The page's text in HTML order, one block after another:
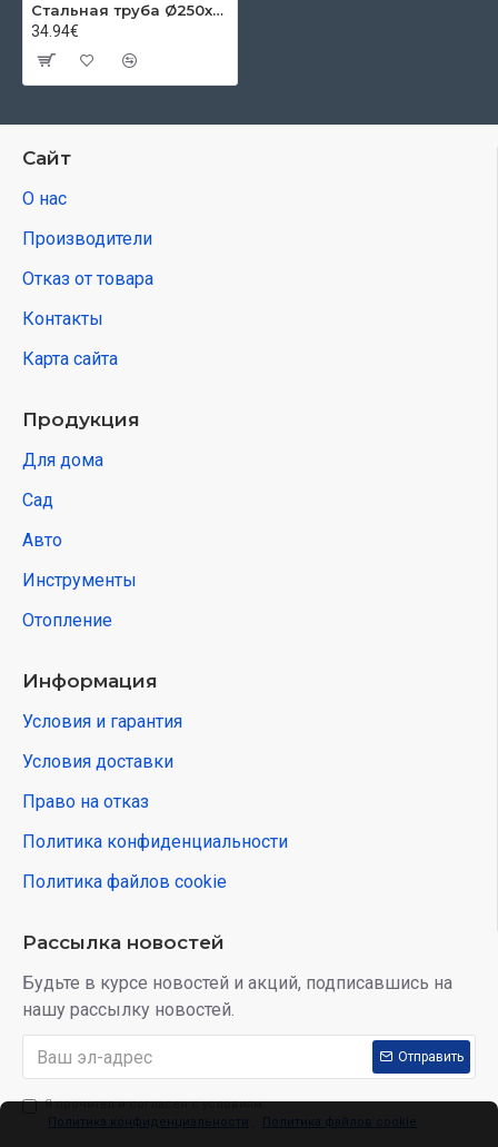
Стальная труба Ø250х2 мм 0,50м
34.94€
Сайт
О нас
Производители
Отказ от товара
Контакты
Карта сайта
Продукция
Для дома
Сад
Авто
Инструменты
Отопление
Информация
Условия и гарантия
Условия доставки
Право на отказ
Политика конфиденциальности
Политика файлов cookie
Рассылка новостей
Будьте в курсе новостей и акций, подписавшись на
нашу рассылку новостей.
Отправить
Я прочитал и согласен с условиям:
Политика конфиденциальности
Политика файлов cookie